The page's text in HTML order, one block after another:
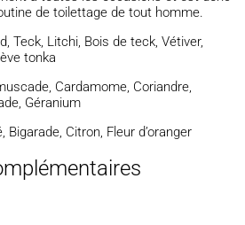
de toilettage de tout homme.
Teck, Litchi, Bois de teck, Vétiver,
tonka
Cardamome, Coriandre,
Géranium
Bigarade, Citron, Fleur d’oranger